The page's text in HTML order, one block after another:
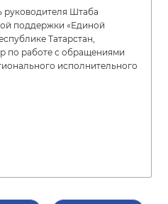
руководителя Штаба
поддержки «Единой
Татарстан,
по работе с обращениями
исполнительного